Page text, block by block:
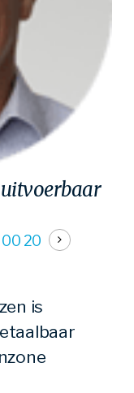
00 20
is